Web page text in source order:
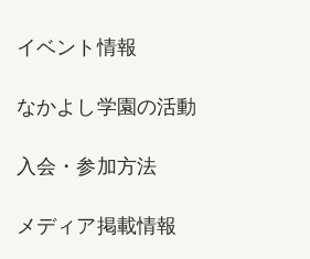
イベント情報
なかよし学園の活動
入会・参加方法
メディア掲載情報